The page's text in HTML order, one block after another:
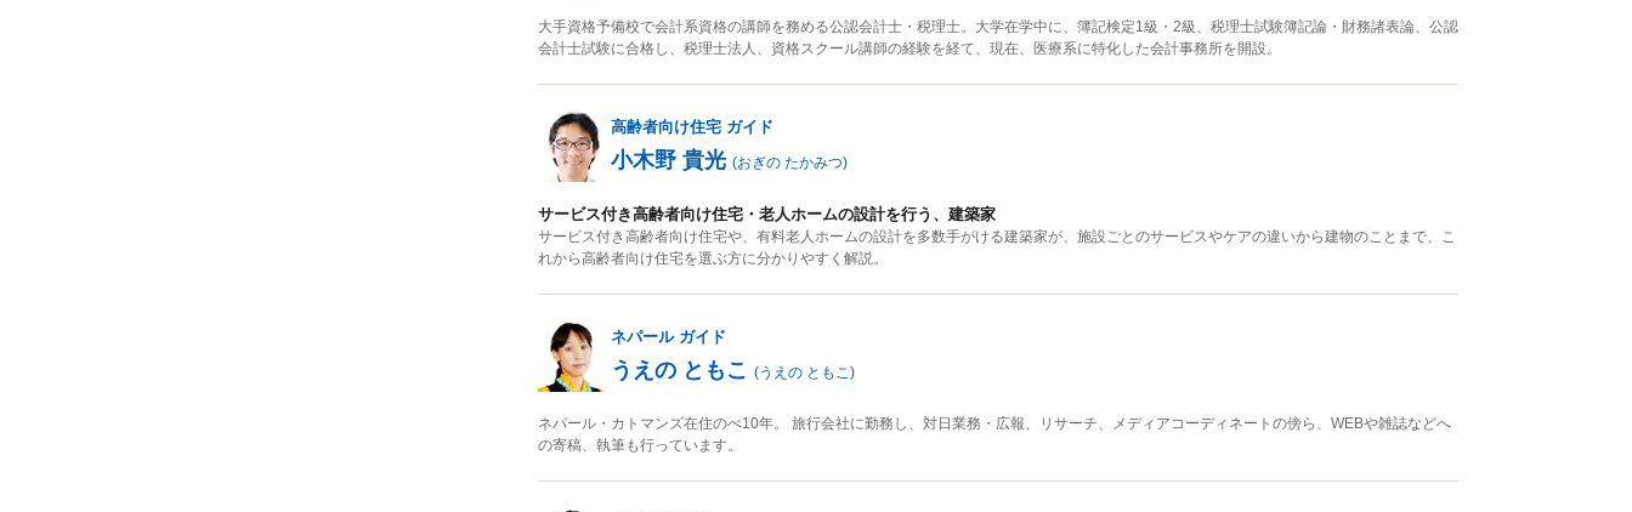
大手資格予備校で会計系資格の講師を務める公認会計士・税理士。大学在学中に、簿記検定1級・2級、税理士試験簿記論・財務諸表論、公認
会計士試験に合格し、税理士法人、資格スクール講師の経験を経て、現在、医療系に特化した会計事務所を開設。
高齢者向け住宅 ガイド
小木野 貴光 (おぎの たかみつ)
サービス付き高齢者向け住宅・老人ホームの設計を行う、建築家
サービス付き高齢者向け住宅や、有料老人ホームの設計を多数手がける建築家が、施設ごとのサービスやケアの違いから建物のことまで、こ
れから高齢者向け住宅を選ぶ方に分かりやすく解説。
ネパールガイド
うえの ともこ (うえの ともこ )
ネパール・カトマンズ在住のべ10年。 旅行会社に勤務し、対日業務・広報、リサーチ、メディアコーディネートの傍ら、WEBや雑誌などへ
の寄稿、執筆も行っています。